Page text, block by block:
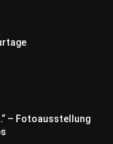
– Fotoausstellung